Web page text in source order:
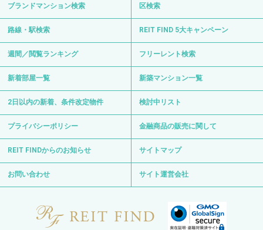
ブランドマンション検索 区検索
路線・駅検索 REIT FIND 5大キャンペーン
週間／閲覧ランキング フリーレント検索
新着部屋一覧 新築マンション一覧
2日以内の新着、条件改定物件 検討中リスト
プライバシーポリシー 金融商品の販売に関して
REIT FINDからのお知らせ サイトマップ
お問い合わせ サイト運営会社